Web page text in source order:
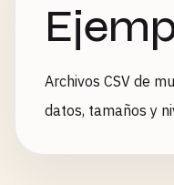
Archivos CSV de
datos, tamaños y